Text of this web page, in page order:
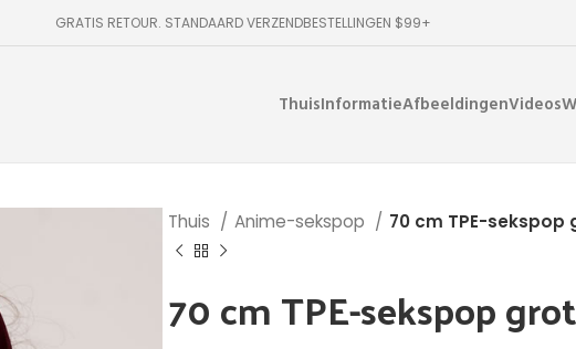
GRATIS RETOUR. STANDAARD VERZENDBESTELLINGEN $99+
ThuisInformatieAfbeeldingenVideos
Thuis Anime-sekspop 70 cm TPE-
70 cm TPE-sekspop